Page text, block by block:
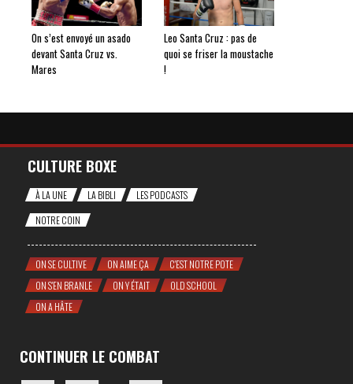
On s’est envoyé un asado
devant Santa Cruz vs.
Mares
Leo Santa Cruz : pas de
quoi se friser la moustache
!
CULTURE BOXE
À LA UNE LA BIBLI
LES PODCASTS
NOTRE COIN
ON SE CULTIVE ON AIME ÇA
C'EST NOTRE POTE
ON S'EN BRANLE
ON Y ÉTAIT
OLD SCHOOL
ON A HÂTE
CONTINUER LE COMBAT